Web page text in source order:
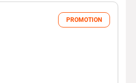
PROMOTION